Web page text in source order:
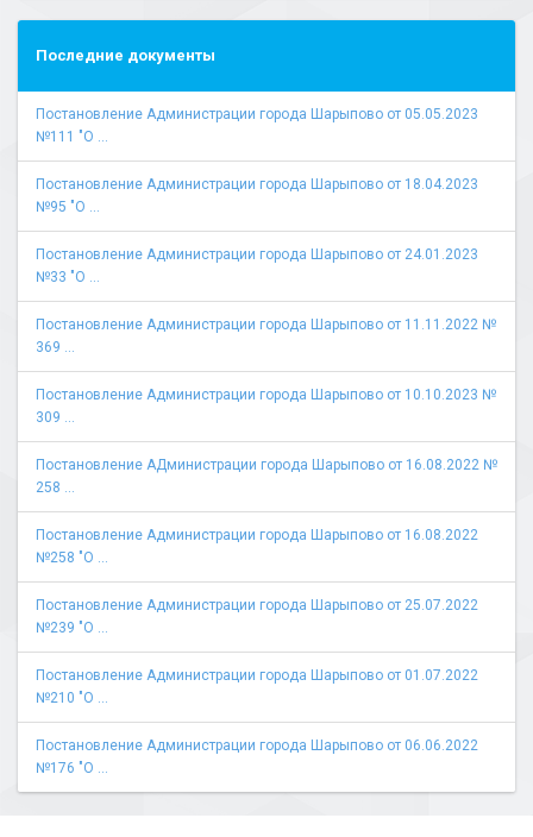
Последние документы
Постановление Администрации города Шарыпово от 05.05.2023
№111 "О ...
Постановление Администрации города Шарыпово от 18.04.2023
№95 "О ...
Постановление Администрации города Шарыпово от 24.01.2023
№33 "О ...
Постановление Администрации города Шарыпово от 11.11.2022 №
369 ...
Постановление Администрации города Шарыпово от 10.10.2023 №
309 ...
Постановление АДминистрации города Шарыпово от 16.08.2022 №
258 ...
Постановление Администрации города Шарыпово от 16.08.2022
№258 "О ...
Постановление Администрации города Шарыпово от 25.07.2022
№239 "О ...
Постановление Администрации города Шарыпово от 01.07.2022
№210 "О ...
Постановление Администрации города Шарыпово от 06.06.2022
№176 "О ...